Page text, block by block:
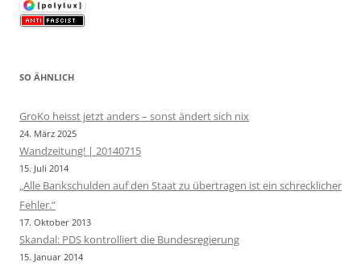
SO ÄHNLICH
GroKo heisst jetzt anders – sonst ändert sich nix
24. März 2025
Wandzeitung! | 20140715
15. Juli 2014
„Alle Bankschulden auf den Staat zu übertragen ist ein schrecklicher
Fehler.“
17. Oktober 2013
Skandal: PDS kontrolliert die Bundesregierung
15. Januar 2014